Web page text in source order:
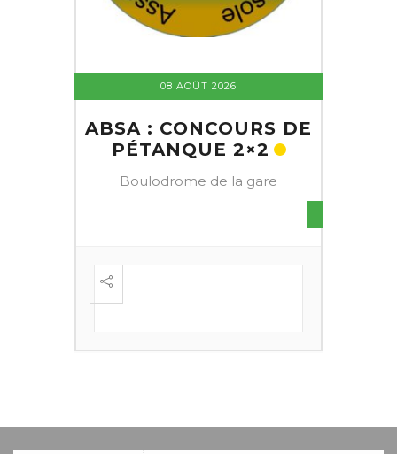
08 AOÛT 2026
ABSA : CONCOURS DE
PÉTANQUE 2×2
Boulodrome de la gare